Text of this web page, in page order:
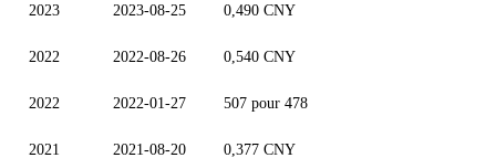
2023 2023-08-25 0,490 CNY
2022 2022-08-26 0,540 CNY
2022 2022-01-27 507 pour 478
2021 2021-08-20 0,377 CNY